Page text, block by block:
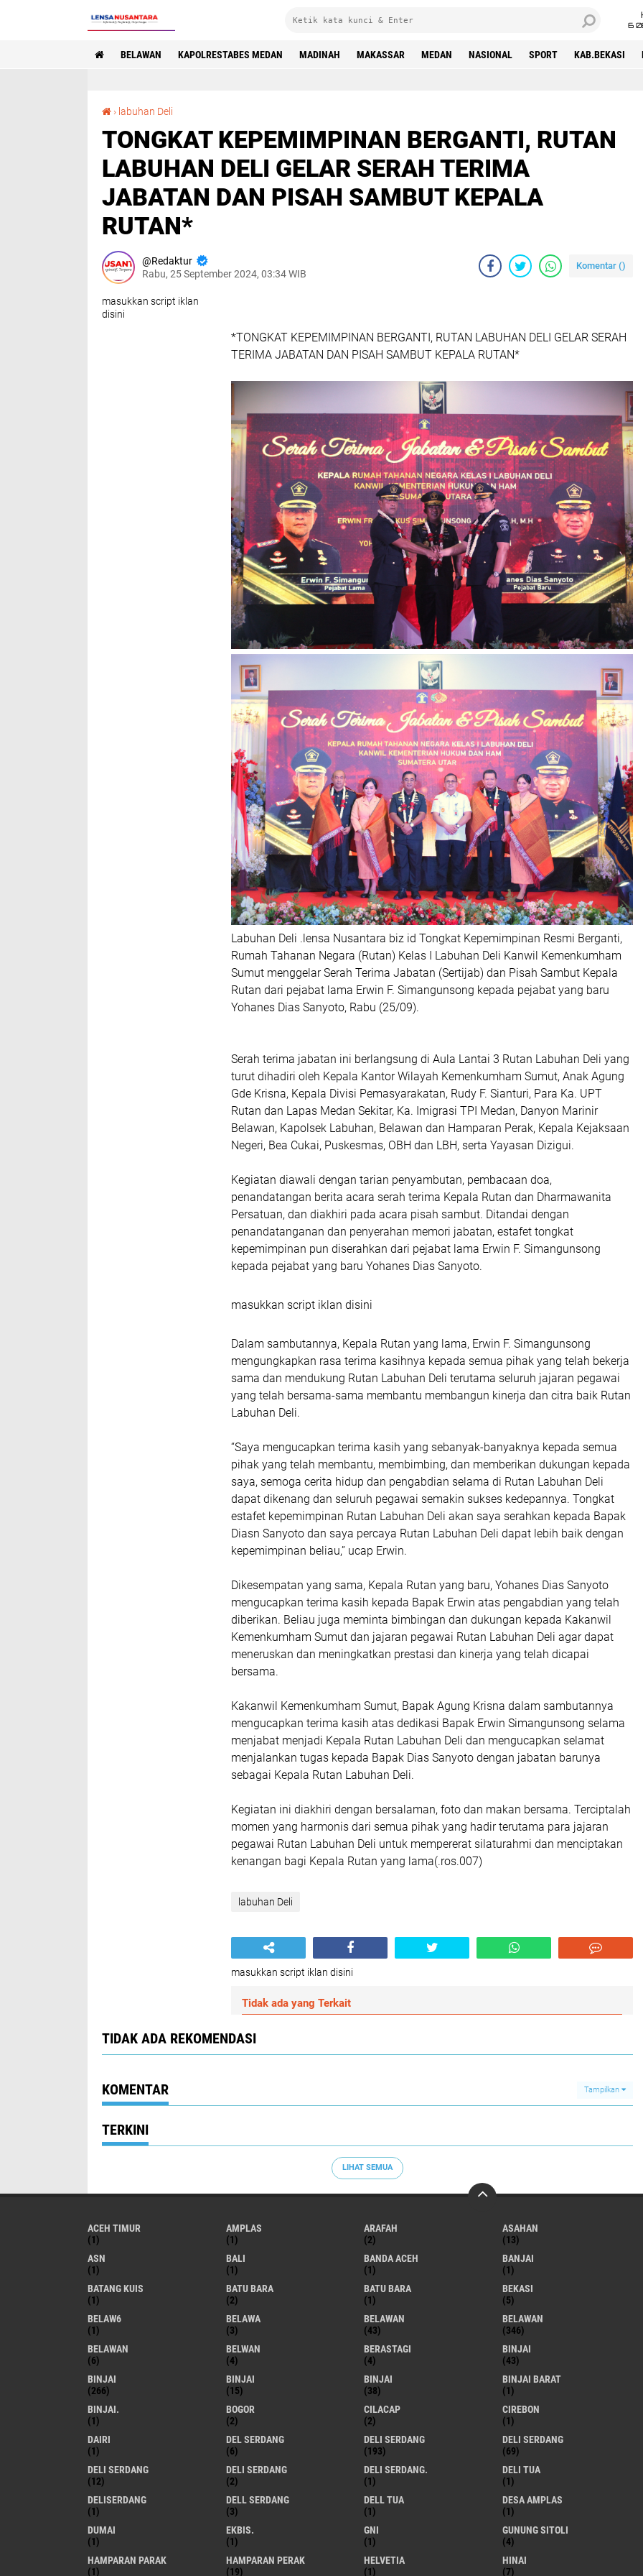
6
BELAWAN KAPOLRESTABES MEDAN MADINAH MAKASSAR MEDAN NASIONAL SPORT KAB.BEKASI
› labuhan Deli
TONGKAT KEPEMIMPINAN BERGANTI, RUTAN
LABUHAN DELI GELAR SERAH TERIMA
JABATAN DAN PISAH SAMBUT KEPALA
RUTAN*
Redaktur
Rabu, 25 September 2024, 03:34 WIB
Komentar ()
masukkan script iklan
disini
*TONGKAT KEPEMIMPINAN BERGANTI, RUTAN LABUHAN DELI GELAR SERAH
TERIMA JABATAN DAN PISAH SAMBUT KEPALA RUTAN*
Labuhan Deli .lensa Nusantara biz id Tongkat Kepemimpinan Resmi Berganti,
Rumah Tahanan Negara (Rutan) Kelas I Labuhan Deli Kanwil Kemenkumham
Sumut menggelar Serah Terima Jabatan (Sertijab) dan Pisah Sambut Kepala
Rutan dari pejabat lama Erwin F. Simangunsong kepada pejabat yang baru
Yohanes Dias Sanyoto, Rabu (25/09).
Serah terima jabatan ini berlangsung di Aula Lantai 3 Rutan Labuhan Deli yang
turut dihadiri oleh Kepala Kantor Wilayah Kemenkumham Sumut, Anak Agung
Gde Krisna, Kepala Divisi Pemasyarakatan, Rudy F. Sianturi, Para Ka. UPT
Rutan dan Lapas Medan Sekitar, Ka. Imigrasi TPI Medan, Danyon Marinir
Belawan, Kapolsek Labuhan, Belawan dan Hamparan Perak, Kepala Kejaksaan
Negeri, Bea Cukai, Puskesmas, OBH dan LBH, serta Yayasan Dizigui.
Kegiatan diawali dengan tarian penyambutan, pembacaan doa,
penandatangan berita acara serah terima Kepala Rutan dan Dharmawanita
Persatuan, dan diakhiri pada acara pisah sambut. Ditandai dengan
penandatanganan dan penyerahan memori jabatan, estafet tongkat
kepemimpinan pun diserahkan dari pejabat lama Erwin F. Simangunsong
kepada pejabat yang baru Yohanes Dias Sanyoto.
masukkan script iklan disini
Dalam sambutannya, Kepala Rutan yang lama, Erwin F. Simangunsong
mengungkapkan rasa terima kasihnya kepada semua pihak yang telah bekerja
sama dan mendukung Rutan Labuhan Deli terutama seluruh jajaran pegawai
yang telah bersama-sama membantu membangun kinerja dan citra baik Rutan
Labuhan Deli.
“Saya mengucapkan terima kasih yang sebanyak-banyaknya kepada semua
pihak yang telah membantu, membimbing, dan memberikan dukungan kepada
saya, semoga cerita hidup dan pengabdian selama di Rutan Labuhan Deli
dapat dikenang dan seluruh pegawai semakin sukses kedepannya. Tongkat
estafet kepemimpinan Rutan Labuhan Deli akan saya serahkan kepada Bapak
Diasn Sanyoto dan saya percaya Rutan Labuhan Deli dapat lebih baik dengan
kepemimpinan beliau,” ucap Erwin.
Dikesempatan yang sama, Kepala Rutan yang baru, Yohanes Dias Sanyoto
mengucapkan terima kasih kepada Bapak Erwin atas pengabdian yang telah
diberikan. Beliau juga meminta bimbingan dan dukungan kepada Kakanwil
Kemenkumham Sumut dan jajaran pegawai Rutan Labuhan Deli agar dapat
meneruskan dan meningkatkan prestasi dan kinerja yang telah dicapai
bersama.
Kakanwil Kemenkumham Sumut, Bapak Agung Krisna dalam sambutannya
mengucapkan terima kasih atas dedikasi Bapak Erwin Simangunsong selama
menjabat menjadi Kepala Rutan Labuhan Deli dan mengucapkan selamat
menjalankan tugas kepada Bapak Dias Sanyoto dengan jabatan barunya
sebagai Kepala Rutan Labuhan Deli.
Kegiatan ini diakhiri dengan bersalaman, foto dan makan bersama. Terciptalah
momen yang harmonis dari semua pihak yang hadir terutama para jajaran
pegawai Rutan Labuhan Deli untuk mempererat silaturahmi dan menciptakan
kenangan bagi Kepala Rutan yang lama(.ros.007)
labuhan Deli
masukkan script iklan disini
Tidak ada yang Terkait
TIDAK ADA REKOMENDASI
KOMENTAR Tampilkan
TERKINI
LIHAT SEMUA
ACEH TIMUR
(1)
AMPLAS
(1)
ARAFAH
(2)
ASAHAN
(13)
ASN
(1)
BALI
(1)
BANDA ACEH
(1)
BANJAI
(1)
BATANG KUIS
(1)
BATU BARA
(2)
BATU BARA
(1)
BEKASI
(5)
BELAW6
(1)
BELAWA
(3)
BELAWAN
(43)
BELAWAN
(346)
BELAWAN
(6)
BELWAN
(4)
BERASTAGI
(4)
BINJAI
(43)
BINJAI
(266)
BINJAI
(15)
BINJAI
(38)
BINJAI BARAT
(1)
BINJAI.
(1)
BOGOR
(2)
CILACAP
(2)
CIREBON
(1)
DAIRI
(1)
DEL SERDANG
(6)
DELI SERDANG
(193)
DELI SERDANG
(69)
DELI SERDANG
(12)
DELI SERDANG
(2)
DELI SERDANG.
(1)
DELI TUA
(1)
DELISERDANG
(1)
DELL SERDANG
(3)
DELL TUA
(1)
DESA AMPLAS
(1)
DUMAI
(1)
EKBIS.
(1)
GNI
(1)
GUNUNG SITOLI
(4)
HAMPARAN PARAK
(1)
HAMPARAN PERAK
(19)
HELVETIA
(1)
HINAI
(7)